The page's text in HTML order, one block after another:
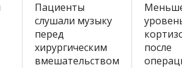
Пациенты
слушали музыку
перед
хирургическим
вмешательством
после